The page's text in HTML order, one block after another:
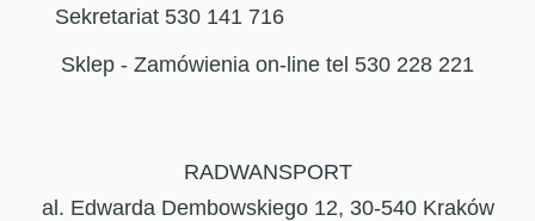
Sekretariat 530 141 716
Sklep - Zamówienia on-line tel 530 228 221
RADWANSPORT
al. Edwarda Dembowskiego 12, 30-540 Kraków